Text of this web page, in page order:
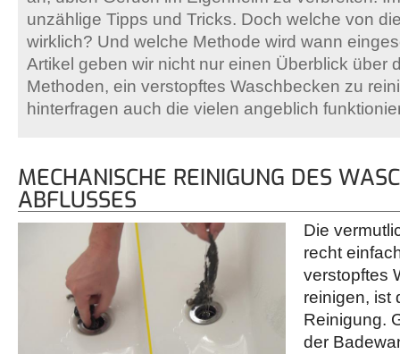
unzählige Tipps und Tricks. Doch welche von
wirklich? Und welche Methode wird wann
Artikel geben wir nicht nur einen Überblick über
Methoden, ein verstopftes Waschbecken zu
hinterfragen auch die vielen angeblich
MECHANISCHE REINIGUNG DES
ABFLUSSES
Die
recht
verstopftes
reinigen, ist
Reinigung.
der